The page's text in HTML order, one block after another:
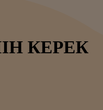
КЕРЕК